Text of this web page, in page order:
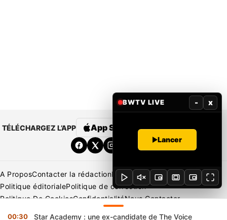
TÉLÉCHARGEZ L’APP App Store Google Play
A ProposContacter la rédactionRédaction
Mentions légales
Politique éditorialePolitique de correction
Politique De CookiesConfidentialitéNous Contacter
00:30 Star Academy : une ex-candidate de The Voice
BWTV LIVE - x
Lancer